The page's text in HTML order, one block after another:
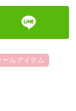
ールアイテム